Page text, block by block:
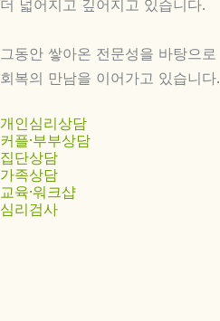
더 넓어지고 깊어지고 있습니다.
그동안 쌓아온 전문성을 바탕으로
회복의 만남을 이어가고 있습니다.
개인심리상담
커플·부부상담
집단상담
가족상담
교육·워크샵
심리검사